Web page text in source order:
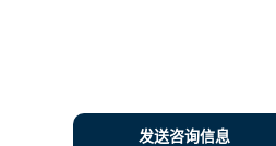
发送咨询信息